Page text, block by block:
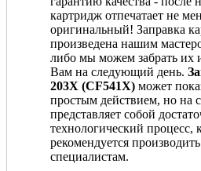
картридж отпечатает не
оригинальный! Заправка
произведена нашим
либо мы можем забрать их
Вам на следующий день.
203X (CF541X) может
простым действием, но на
представляет собой
технологический процесс,
рекомендуется
специалистам.